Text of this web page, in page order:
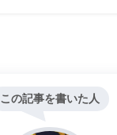
この記事を書いた人